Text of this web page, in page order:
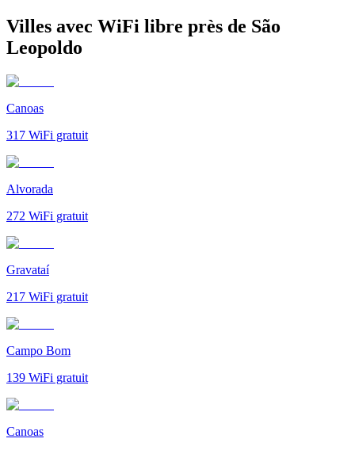
Villes avec WiFi libre près de São
Leopoldo
Canoas
317 WiFi gratuit
Alvorada
272 WiFi gratuit
Gravataí
217 WiFi gratuit
Campo Bom
139 WiFi gratuit
Canoas